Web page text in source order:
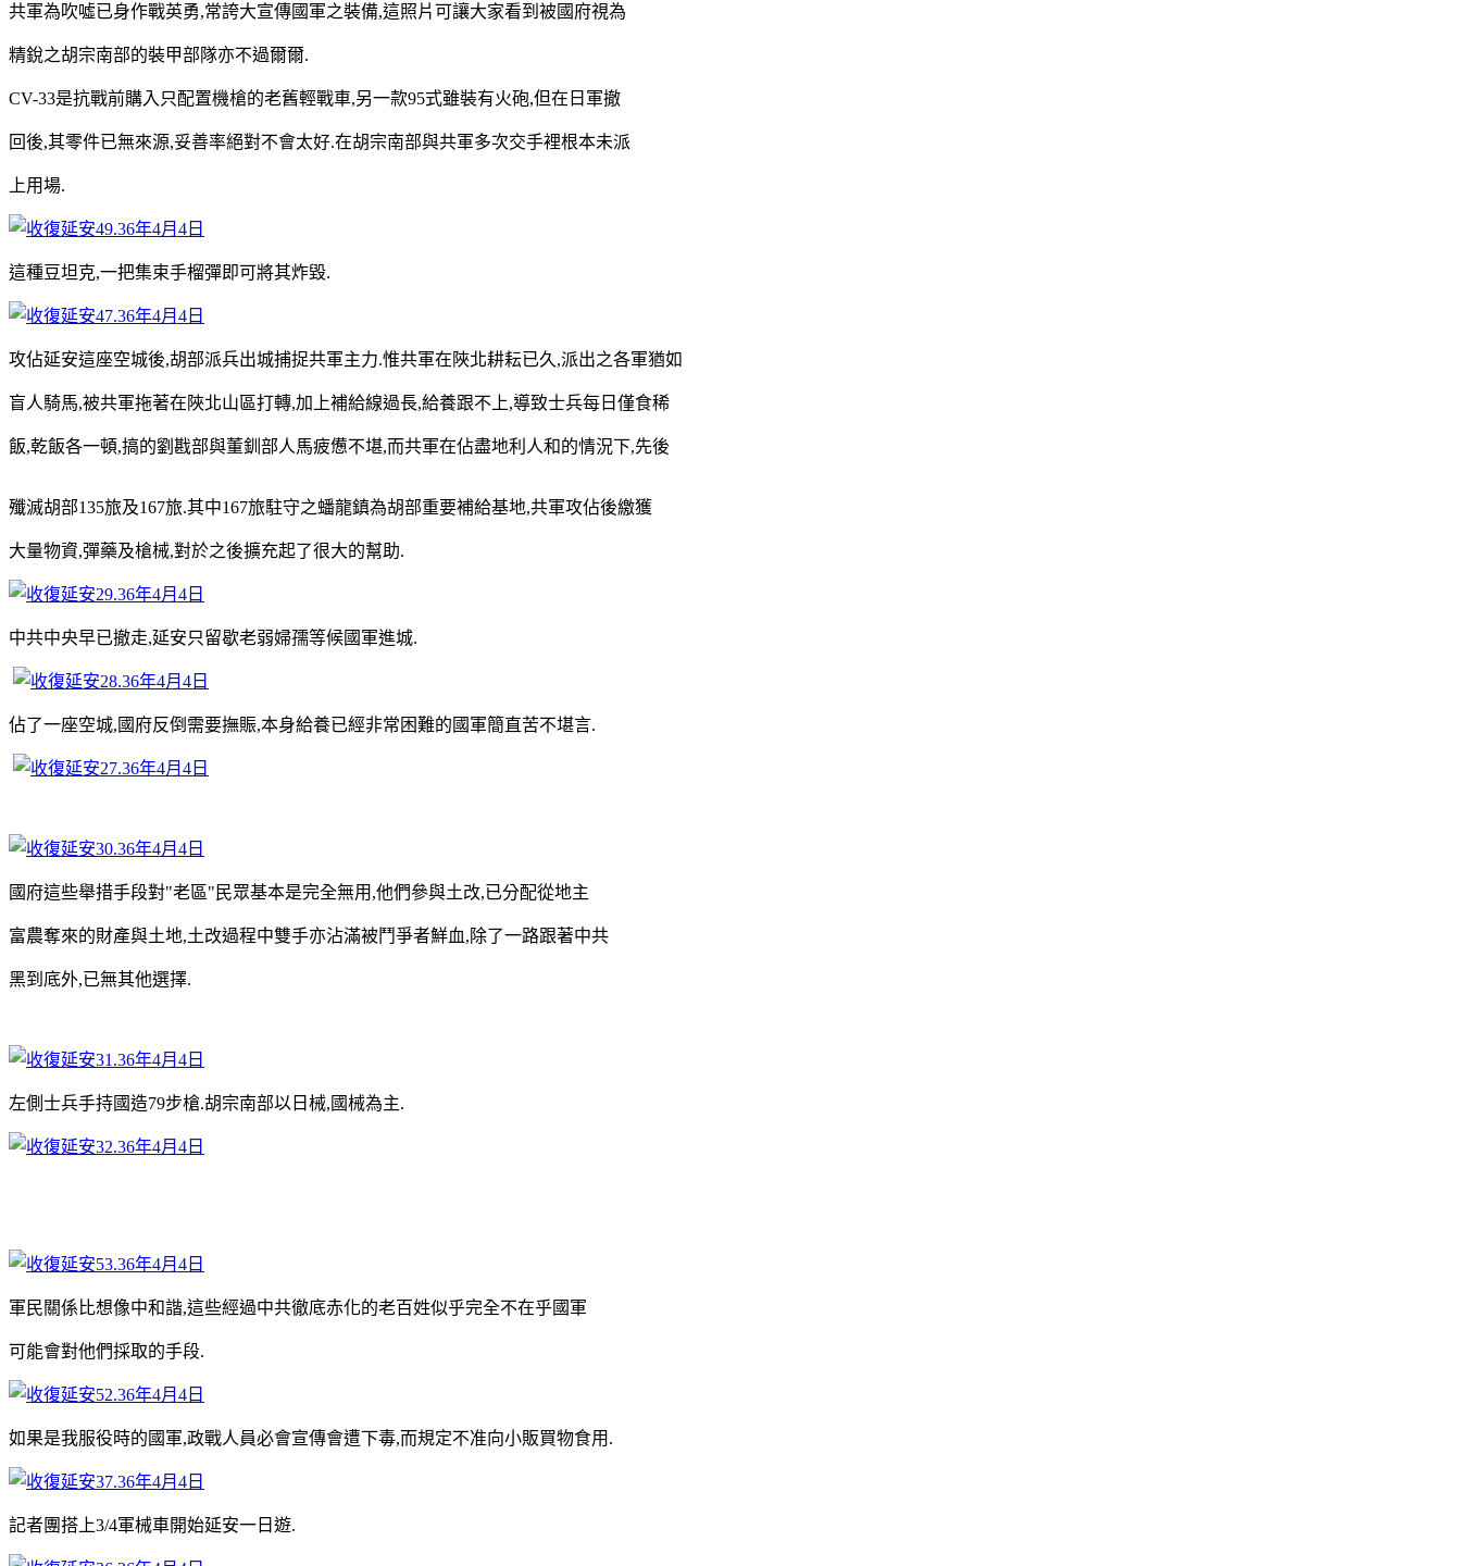
共軍為吹噓已身作戰英勇,常誇大宣傳國軍之裝備,這照片可讓大家看到被國府視為
精銳之胡宗南部的裝甲部隊亦不過爾爾.
CV-33是抗戰前購入只配置機槍的老舊輕戰車,另一款95式雖裝有火砲,但在日軍撤
回後,其零件已無來源,妥善率絕對不會太好.在胡宗南部與共軍多次交手裡根本未派
上用場.
這種豆坦克,一把集束手榴彈即可將其炸毀.
攻佔延安這座空城後,胡部派兵出城捕捉共軍主力.惟共軍在陜北耕耘已久,派出之各軍猶如
盲人騎馬,被共軍拖著在陜北山區打轉,加上補給線過長,給養跟不上,導致士兵每日僅食稀
飯,乾飯各一頓,搞的劉戡部與董釧部人馬疲憊不堪,而共軍在佔盡地利人和的情況下,先後
殲滅胡部135旅及167旅.其中167旅駐守之蟠龍鎮為胡部重要補給基地,共軍攻佔後繳獲
大量物資,彈藥及槍械,對於之後擴充起了很大的幫助.
中共中央早已撤走,延安只留歇老弱婦孺等候國軍進城.
佔了一座空城,國府反倒需要撫賑,本身給養已經非常困難的國軍簡直苦不堪言.
國府這些舉措手段對"老區"民眾基本是完全無用,他們參與土改,已分配從地主
富農奪來的財產與土地,土改過程中雙手亦沾滿被鬥爭者鮮血,除了一路跟著中共
黑到底外,已無其他選擇.
左側士兵手持國造79步槍.胡宗南部以日械,國械為主.
軍民關係比想像中和諧,這些經過中共徹底赤化的老百姓似乎完全不在乎國軍
可能會對他們採取的手段.
如果是我服役時的國軍,政戰人員必會宣傳會遭下毒,而規定不准向小販買物食用.
記者團搭上3/4軍械車開始延安一日遊.